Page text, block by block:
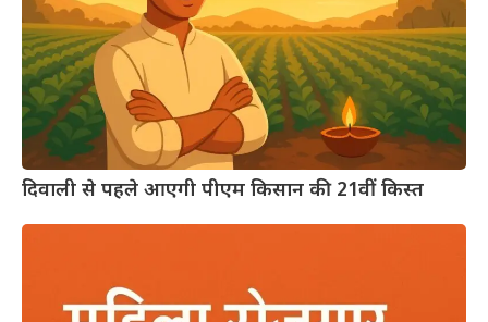
दिवाली से पहले आएगी पीएम किसान की 21वीं किस्त